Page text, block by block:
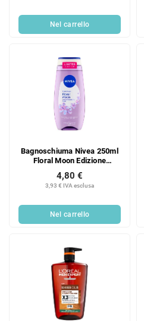
Nel carrello
Bagnoschiuma Nivea 250ml
Floral Moon Edizione
3,93 € IVA esclusa
4,80 €
Nel carrello